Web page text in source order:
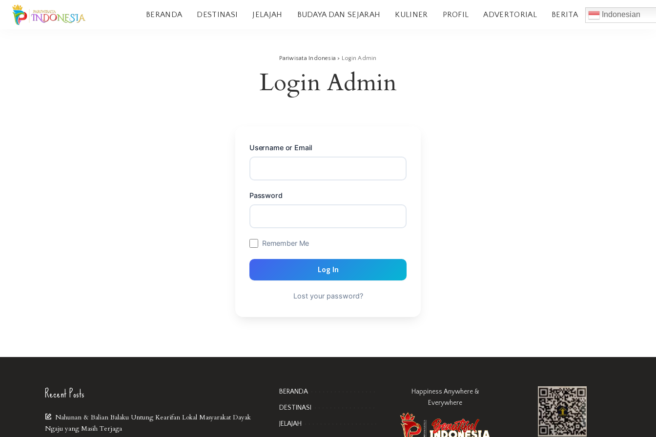
BERANDA DESTINASI JELAJAH BUDAYA DAN SEJARAH KULINER PROFIL ADVERTORIAL BERITA Indonesian
Pariwisata Indonesia > Login Admin
Login Admin
Username or Email
Password
Remember Me
Log In
Lost your password?
Recent Posts
Nahunan & Balian Balaku Untung Kearifan Lokal Masyarakat Dayak
Ngaju yang Masih Terjaga
BERANDA
DESTINASI
JELAJAH
Happiness Anywhere &
Everywhere